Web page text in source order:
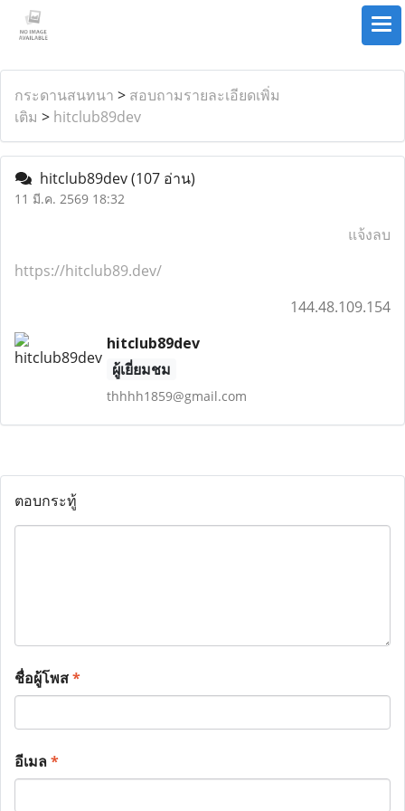
กระดานสนทนา > สอบถามรายละเอียดเพิ่ม
เติม > hitclub89dev
hitclub89dev(107 อ่าน)
11 มี.ค. 2569 18:32
แจ้งลบ
https://hitclub89.dev/
144.48.109.154
hitclub89dev
ผู้เยี่ยมชม
thhhh1859@gmail.com
ตอบกระทู้
ชื่อผู้โพส*
อีเมล*